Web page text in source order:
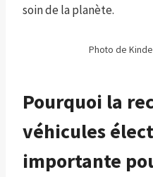
soin de la planète.
Photo de
Pourquoi la
véhicules
importante